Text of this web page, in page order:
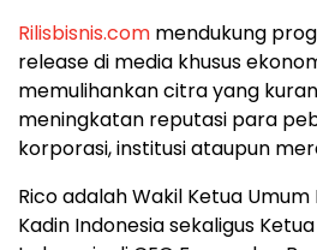
Rilisbisnis.com mendukung
release di media khusus
memulihankan citra yang
meningkatan reputasi para
korporasi, institusi ataupun
Rico adalah Wakil Ketua
Kadin Indonesia sekaligus